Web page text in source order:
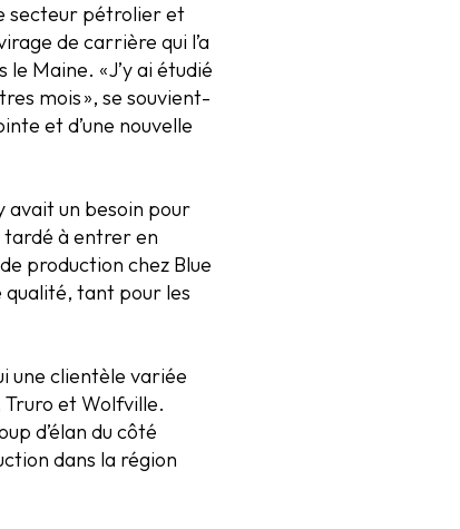
secteur pétrolier et
de carrière qui l’a
Maine. « J’y ai étudié
mois », se souvient-
et d’une nouvelle
avait un besoin pour
tardé à entrer en
production chez Blue
qualité, tant pour les
une clientèle variée
et Wolfville.
d’élan du côté
dans la région